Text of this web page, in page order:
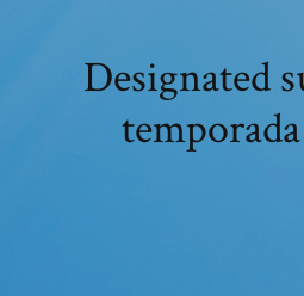
Designated